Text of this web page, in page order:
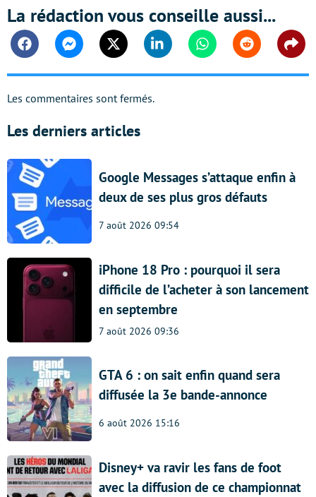
La rédaction vous conseille aussi...
FacebookMessengerTwitter Linkedin WhatsappReddit
Les commentaires sont fermés.
Les derniers articles
Google Messages s’attaque enfin à
deux de ses plus gros défauts
7 août 2026 09:54
iPhone 18 Pro : pourquoi il sera
difficile de l’acheter à son lancement
en septembre
7 août 2026 09:36
GTA 6 : on sait enfin quand sera
diffusée la 3e bande-annonce
6 août 2026 15:16
Disney+ va ravir les fans de foot
avec la diffusion de ce championnat